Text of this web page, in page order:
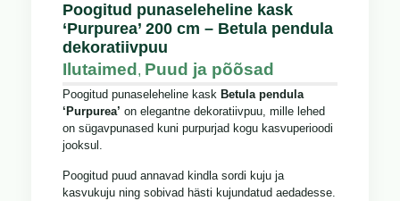
Poogitud punaseleheline kask
‘Purpurea’ 200 cm – Betula pendula
dekoratiivpuu
Ilutaimed , Puud ja põõsad
Poogitud punaseleheline kask Betula pendula
‘Purpurea’ on elegantne dekoratiivpuu, mille lehed
on sügavpunased kuni purpurjad kogu kasvuperioodi
jooksul.
Poogitud puud annavad kindla sordi kuju ja
kasvukuju ning sobivad hästi kujundatud aedadesse.